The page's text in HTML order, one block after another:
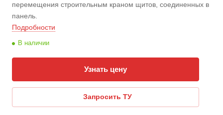
перемещения строительным краном щитов, соединенных в
панель.
Подробности
В наличии
Узнать цену
Запросить ТУ